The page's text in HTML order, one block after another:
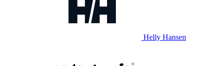
Helly Hansen